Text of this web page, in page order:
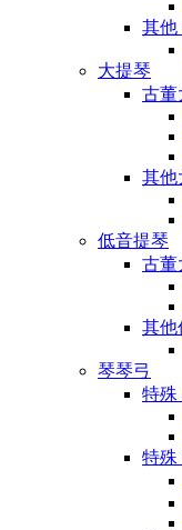
其他
大提琴
古董
其他
低音提琴
古董
其他
琴琴弓
特殊
特殊